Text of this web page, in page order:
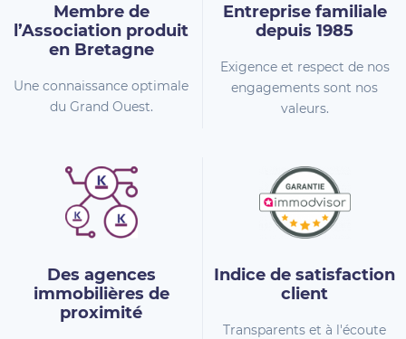
Membre de
l’Association produit
en Bretagne
Une connaissance optimale
du Grand Ouest.
Entreprise familiale
depuis 1985
Exigence et respect de nos
engagements sont nos
valeurs.
Des agences
immobilières de
proximité
Indice de satisfaction
client
Transparents et à l'écoute